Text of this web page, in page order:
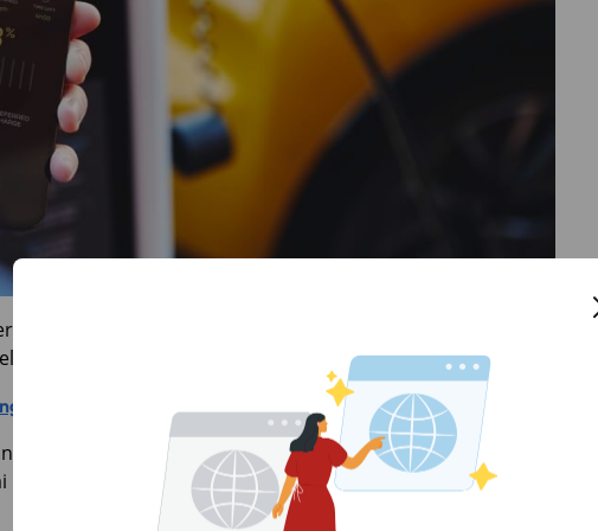
baterai yang menyebabkan cairan elektrolit bocor ke luar.
Harus Dilakukan?
karena sering terpapar suhu panas seperti parkir di luar
dan menekan sel-sel baterai dan berujung